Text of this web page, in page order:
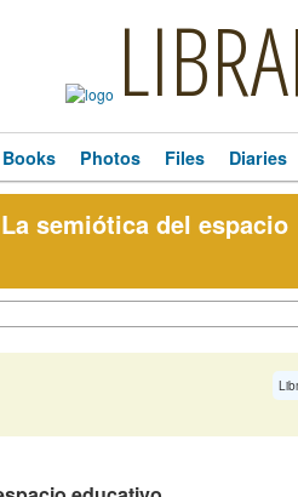
Books Photos Files Diaries
semiótica del espacio